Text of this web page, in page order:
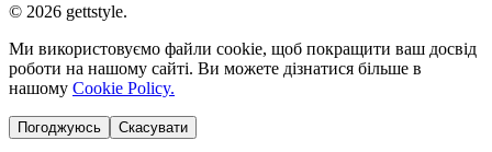
© 2026 gettstyle.
Ми використовуємо файли cookie, щоб покращити ваш досвід
роботи на нашому сайті. Ви можете дізнатися більше в
нашому Cookie Policy.
Погоджуюсь Скасувати